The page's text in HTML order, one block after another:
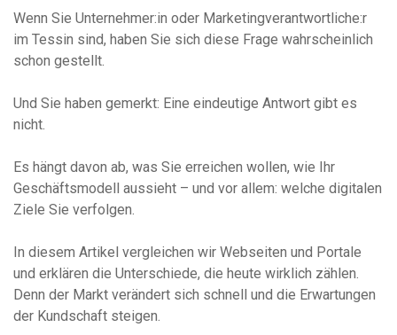
Wenn Sie Unternehmer:in oder Marketingverantwortliche:r
im Tessin sind, haben Sie sich diese Frage wahrscheinlich
schon gestellt.
Und Sie haben gemerkt: Eine eindeutige Antwort gibt es
nicht.
Es hängt davon ab, was Sie erreichen wollen, wie Ihr
Geschäftsmodell aussieht – und vor allem: welche digitalen
Ziele Sie verfolgen.
In diesem Artikel vergleichen wir Webseiten und Portale
und erklären die Unterschiede, die heute wirklich zählen.
Denn der Markt verändert sich schnell und die Erwartungen
der Kundschaft steigen.